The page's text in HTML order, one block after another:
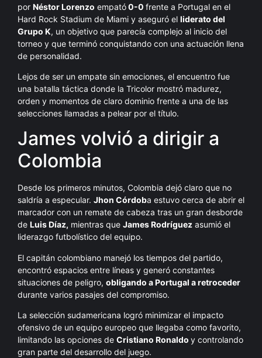
por Néstor Lorenzo empató0-0 frente a Portugal en el
Hard Rock Stadium de Miami y aseguró el liderato del
Grupo K, un objetivo que parecía complejo al inicio del
torneo y que terminó conquistando con una actuación llena
de personalidad.
Lejos de ser un empate sin emociones, el encuentro fue
una batalla táctica donde la Tricolor mostró madurez,
orden y momentos de claro dominio frente a una de las
selecciones llamadas a pelear por el título.
James volvió a dirigir a
Colombia
Desde los primeros minutos, Colombia dejó claro que no
saldría a especular. Jhon Córdoba estuvo cerca de abrir el
marcador con un remate de cabeza tras un gran desborde
de Luis Díaz, mientras que James Rodríguez asumió el
liderazgo futbolístico del equipo.
El capitán colombiano manejó los tiempos del partido,
encontró espacios entre líneas y generó constantes
situaciones de peligro, obligando a Portugal a retroceder
durante varios pasajes del compromiso.
La selección sudamericana logró minimizar el impacto
ofensivo de un equipo europeo que llegaba como favorito,
limitando las opciones de Cristiano Ronaldo y controlando
gran parte del desarrollo del juego.